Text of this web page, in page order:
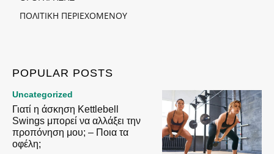
ΠΟΛΙΤΙΚΗ ΠΕΡΙΕΧΟΜΕΝΟΥ
POPULAR POSTS
Uncategorized
Γιατί η άσκηση Kettlebell
Swings μπορεί να αλλάξει την
προπόνηση μου; – Ποια τα
οφέλη;